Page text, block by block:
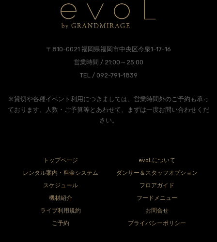
〒810-0021 福岡県福岡市中央区今泉1-17-16
営業時間 / 21:00～25:00
TEL / 092-791-1839
※貸切や各種イベント利用につきましては、営業時間外のご予約も承っ
ております。人数・ご予算等とあわせて、まずは一度お問い合わせくだ
さい。
トップページ
evoLについて
レンタル案内・料金システム
ダンサー＆スタッフオプション
スケジュール
フロアガイド
機材紹介
フードメニュー
ライブ利用規約
お問合せ
ご予約
プライバシーポリシー